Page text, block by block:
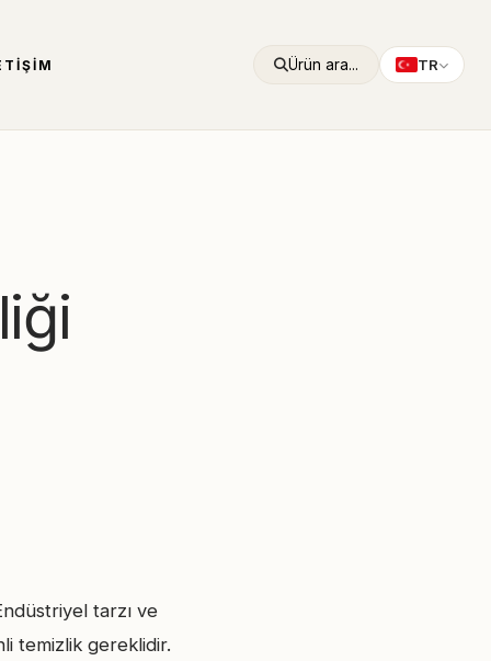
Ürün ara... TR
tarzı ve
temizlik gereklidir.